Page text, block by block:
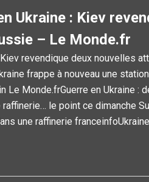
Ukraine : Kiev
– Le Monde.fr
Kiev revendique deux nouvelles
frappe à nouveau une
Le Monde.frGuerre en Ukraine :
le point ce dimanche
une raffinerie